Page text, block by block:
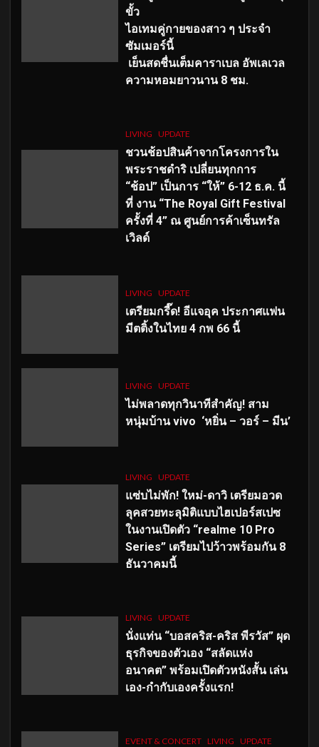
ขั้ว
ไอเทมคู่กายของสาว ๆ ประจำ
ซัมเมอร์นี้
เย็นสดชื่นเต็มคาราเบล อัพเลเวล
ความหอมยาวนาน 8 ชม.
LIVING UPDATE
ชวนช้อปสินค้าจากโครงการใน
พระราชดำริ เปลี่ยนทุกการ
“ช้อป” เป็นการ “ให้” 6-12 ธ.ค. นี้
ที่ งาน “The Royal Gift Festival
ครั้งที่ 4” ณ ศูนย์การค้าเซ็นทรัล
เวิลด์
LIVING UPDATE
เตรียมกรี๊ด! อีแจอุค ประกาศแฟน
มีตติ้งในไทย 4 กพ 66 นี้
LIVING UPDATE
ไม่พลาดทุกวินาทีสำคัญ! สาม
หนุ่มบ้าน vivo ‘หยิ่น – วอร์ – มีน’
LIVING UPDATE
แซ่บไม่พัก! ใหม่-ดาวิ เตรียมอวด
ลุคสวยทะลุมิติแบบไฮเปอร์สเปซ
ในงานเปิดตัว “realme 10 Pro
Series” เตรียมไปว้าวพร้อมกัน 8
ธันวาคมนี้
LIVING UPDATE
นั่งแท่น “บอสคริส-คริส พีรวัส” ผุด
ธุรกิจของตัวเอง “สลัดแห่ง
อนาคต” พร้อมเปิดตัวหนังสั้น เล่น
เอง-กำกับเองครั้งแรก!
EVENT & CONCERT LIVING UPDATE